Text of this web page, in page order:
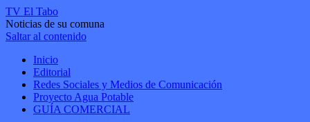
TV El Tabo
Noticias de su comuna
Saltar al contenido
Inicio
Editorial
Redes Sociales y Medios de Comunicación
Proyecto Agua Potable
GUÍA COMERCIAL